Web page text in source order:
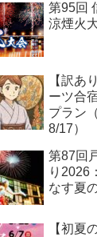
第95回
涼煙火
【訳あ
ーツ合
プラン
8/17）
第87回
り2026
なす夏
【初夏